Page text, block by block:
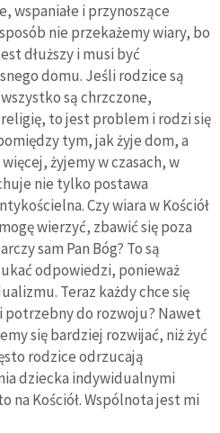
wspaniałe i przynoszące
nie przekażemy wiary, bo
dłuższy i musi być
domu. Jeśli rodzice są
są chrzczone,
to jest problem i rodzi się
tym, jak żyje dom, a
żyjemy w czasach, w
nie tylko postawa
Czy wiara w Kościół
wierzyć, zbawić się poza
sam Pan Bóg? To są
odpowiedzi, ponieważ
Teraz każdy chce się
potrzebny do rozwoju? Nawet
się bardziej rozwijać, niż żyć
rodzice odrzucają
dziecka indywidualnymi
na Kościół. Wspólnota jest mi